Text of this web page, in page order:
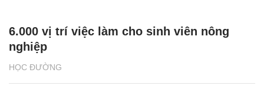
HỌC ĐƯỜNG
6.000 vị trí việc làm cho sinh viên nông
nghiệp